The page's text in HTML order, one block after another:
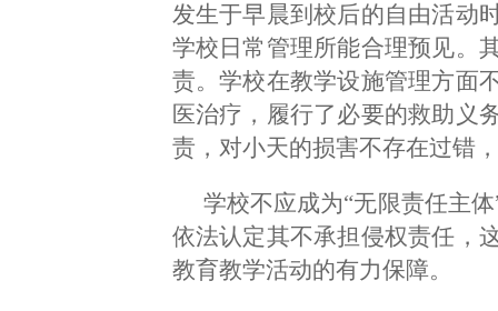
发生于早晨到校后的自由活动
学校日常管理所能合理预见。
责。学校在教学设施管理方面
医治疗，履行了必要的救助义
责，对小天的损害不存在过错
学校不应成为“无限责任主
依法认定其不承担侵权责任，
教育教学活动的有力保障。